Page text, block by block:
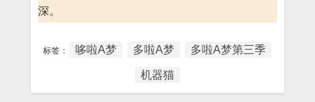
深。
标签： 哆啦A梦 多啦A梦 多啦A梦第三季
机器猫